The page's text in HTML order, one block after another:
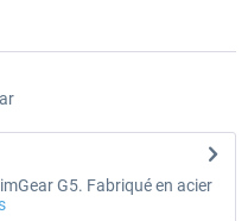
G5. Fabriqué en acier